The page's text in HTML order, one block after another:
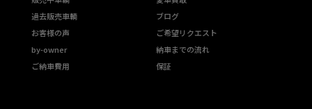
過去販売車輌
ブログ
お客様の声
ご希望リクエスト
by-owner
納車までの流れ
ご納車費用
保証